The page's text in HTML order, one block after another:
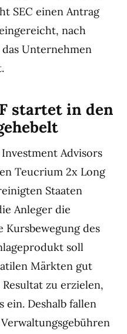
SEC einen Antrag
nach
Unternehmen
startet in den
Advisors
Teucrium 2x Long
Staaten
Anleger die
des
soll
Märkten gut
zu erzielen,
ein. Deshalb fallen